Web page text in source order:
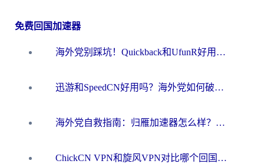
免费回国加速器
海外党别踩坑！Quickback和UfunR好用吗？选对回国加速器才能无缝刷国内资源
迅游和SpeedCN好用吗？海外党如何破解那道看不见的墙
海外党自救指南：归雁加速器怎么样？教你避开坑实现国内资源无缝访问
ChickCN VPN和旋风VPN对比哪个回国效果更好？海外用户的选择困境与出路